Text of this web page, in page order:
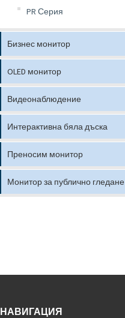
PR Серия
Бизнес монитор
OLED монитор
Видеонаблюдение
Интерактивна бяла дъска
Преносим монитор
Монитор за публично гледане
НАВИГАЦИЯ